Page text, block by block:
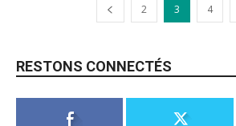
2 3 4
RESTONS CONNECTÉS